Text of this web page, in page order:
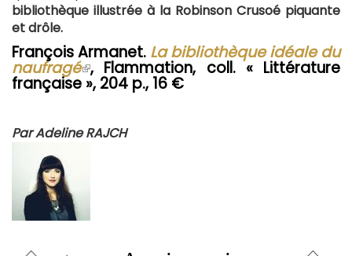
bibliothèque illustrée à la Robinson Crusoé piquante
et drôle.
François Armanet. La bibliothèque idéale du
naufragé(le
lien
, Flammation, coll. « Littérature
française », 204 p., 16 €
Par Adeline RAJCH